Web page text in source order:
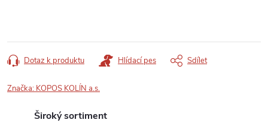
Dotaz k produktu Hlídací pes Sdílet
Značka: KOPOS KOLÍN a.s.
Široký sortiment